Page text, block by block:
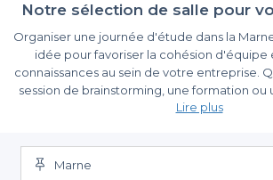
Notre sélection de salle pour
Organiser une journée d'étude dans la
idée pour favoriser la cohésion d'équipe
connaissances au sein de votre entreprise.
session de brainstorming, une formation ou
bon lieu est essentiel. Nous savons que le
l'implication des participants, c'est
trouver une salle parfaitement adaptée
Simplifiez vos réservations avec
Grâce à Privateaser, la location de salles
Lire plus
Marne